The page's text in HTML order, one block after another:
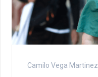
Camilo Vega Martinez